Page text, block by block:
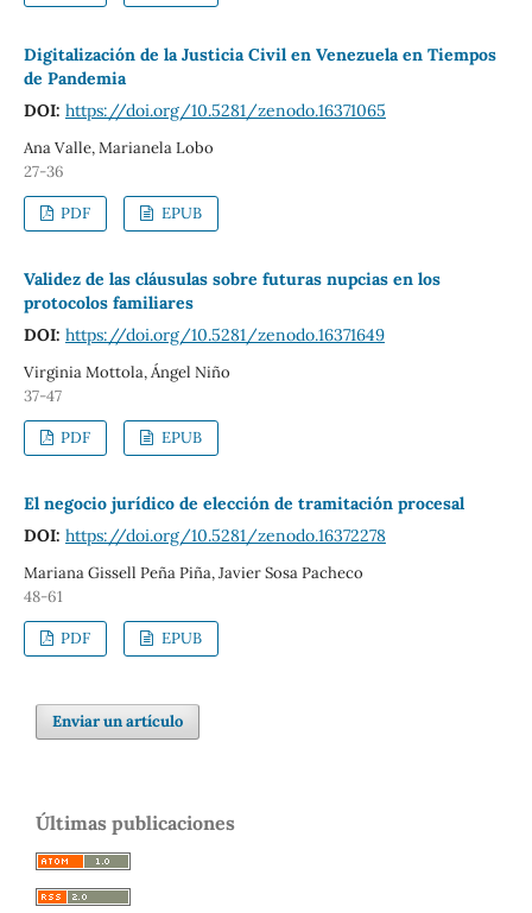
Digitalización de la Justicia Civil en Venezuela en Tiempos
de Pandemia
DOI: https://doi.org/10.5281/zenodo.16371065
Ana Valle, Marianela Lobo
27-36
PDF EPUB
Validez de las cláusulas sobre futuras nupcias en los
protocolos familiares
DOI: https://doi.org/10.5281/zenodo.16371649
Virginia Mottola, Ángel Niño
37-47
PDF EPUB
El negocio jurídico de elección de tramitación procesal
DOI: https://doi.org/10.5281/zenodo.16372278
Mariana Gissell Peña Piña, Javier Sosa Pacheco
48-61
PDF EPUB
Enviar un artículo
Últimas publicaciones